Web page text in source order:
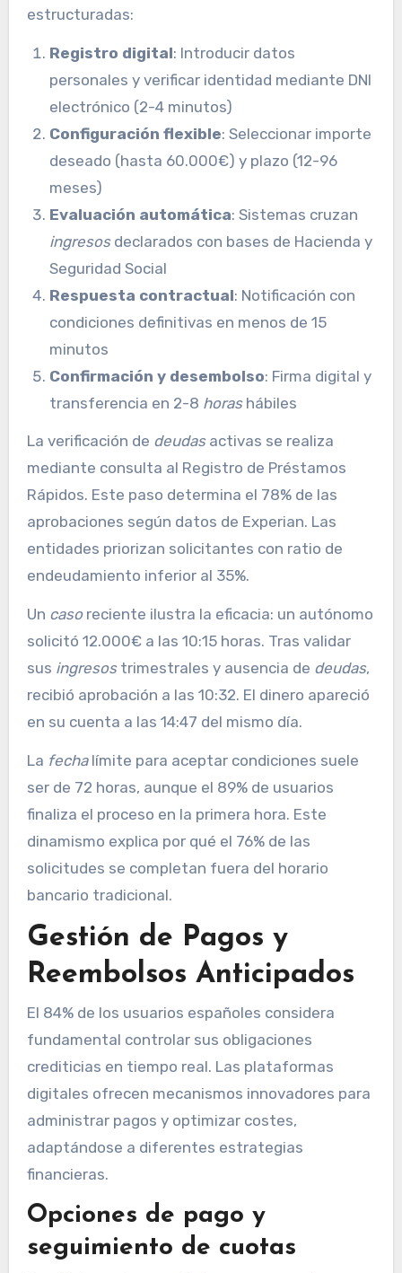
estructuradas:
Registro digital: Introducir datos
personales y verificar identidad mediante DNI
electrónico (2-4 minutos)
Configuración flexible: Seleccionar importe
deseado (hasta 60.000€) y plazo (12-96
meses)
Evaluación automática: Sistemas cruzan
ingresosdeclarados con bases de Hacienda y
Seguridad Social
Respuesta contractual: Notificación con
condiciones definitivas en menos de 15
minutos
Confirmación y desembolso: Firma digital y
transferencia en 2-8 horashábiles
La verificación de deudasactivas se realiza
mediante consulta al Registro de Préstamos
Rápidos. Este paso determina el 78% de las
aprobaciones según datos de Experian. Las
entidades priorizan solicitantes con ratio de
endeudamiento inferior al 35%.
Un casoreciente ilustra la eficacia: un autónomo
solicitó 12.000€ a las 10:15 horas. Tras validar
sus ingresostrimestrales y ausencia de deudas,
recibió aprobación a las 10:32. El dinero apareció
en su cuenta a las 14:47 del mismo día.
La fechalímite para aceptar condiciones suele
ser de 72 horas, aunque el 89% de usuarios
finaliza el proceso en la primera hora. Este
dinamismo explica por qué el 76% de las
solicitudes se completan fuera del horario
bancario tradicional.
Gestión de Pagos y
Reembolsos Anticipados
El 84% de los usuarios españoles considera
fundamental controlar sus obligaciones
crediticias en tiempo real. Las plataformas
digitales ofrecen mecanismos innovadores para
administrar pagos y optimizar costes,
adaptándose a diferentes estrategias
financieras.
Opciones de pago y
seguimiento de cuotas